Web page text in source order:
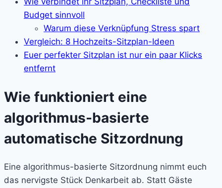
Budget sinnvoll
Warum diese Verknüpfung Stress spart
Vergleich: 8 Hochzeits-Sitzplan-Ideen
Euer perfekter Sitzplan ist nur ein paar Klicks
entfernt
Wie funktioniert eine
algorithmus-basierte
automatische Sitzordnung
Eine algorithmus-basierte Sitzordnung nimmt euch
das nervigste Stück Denkarbeit ab. Statt Gäste